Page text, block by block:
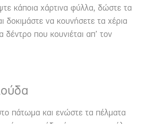
κάποια χάρτινα φύλλα, δώστε τα
δοκιμάστε να κουνήσετε τα χέρια
δέντρο που κουνιέται απ’ τον
πάτωμα και ενώστε τα πέλματα